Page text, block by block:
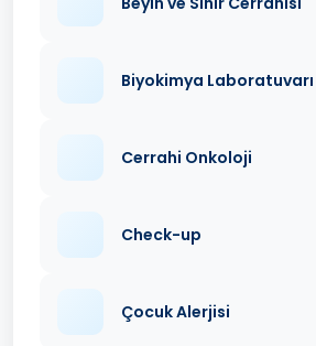
Biyokimya Laboratuvarı
Cerrahi Onkoloji
Check-up
Çocuk Alerjisi